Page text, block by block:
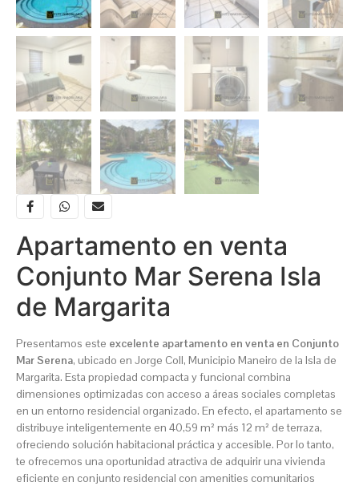
Apartamento en venta
Conjunto Mar Serena Isla
de Margarita
Presentamos este excelente apartamento en venta en Conjunto
Mar Serena, ubicado en Jorge Coll, Municipio Maneiro de la Isla de
Margarita. Esta propiedad compacta y funcional combina
dimensiones optimizadas con acceso a áreas sociales completas
en un entorno residencial organizado. En efecto, el apartamento se
distribuye inteligentemente en 40,59 m² más 12 m² de terraza,
ofreciendo solución habitacional práctica y accesible. Por lo tanto,
te ofrecemos una oportunidad atractiva de adquirir una vivienda
eficiente en conjunto residencial con amenities comunitarios